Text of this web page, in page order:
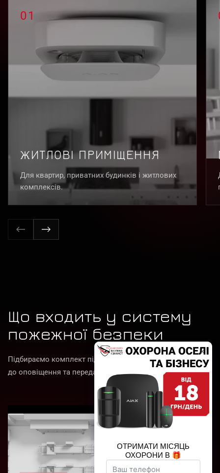
01
ЖИТЛОВІ ПРИМІЩЕННЯ
Для квартир, приватних будинків і житлових
комплексів.
Що входить у систему
пожежної безпеки
Підбираємо комплект під об’єкт: від виявлення пожежі
до оповіщення та передавання сигналу.